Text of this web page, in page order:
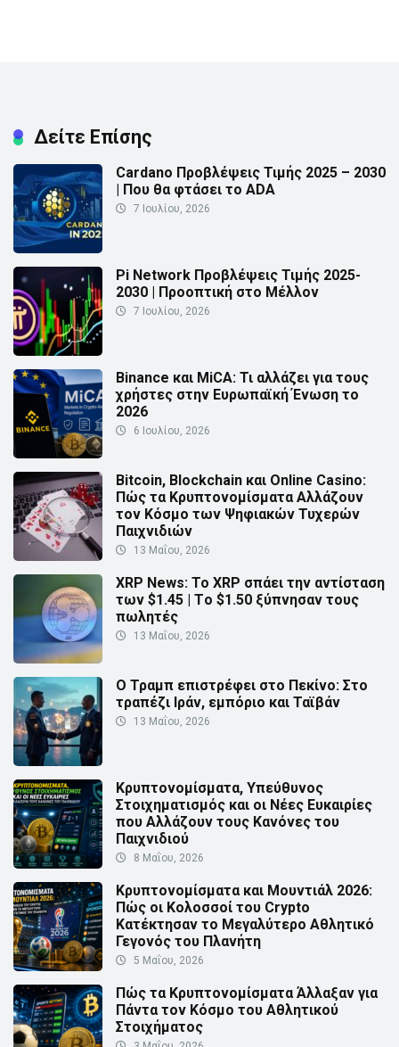
Δείτε Επίσης
Cardano Προβλέψεις Τιμής 2025 – 2030
| Που θα φτάσει το ADA
7 Ιουλίου, 2026
Pi Network Προβλέψεις Τιμής 2025-
2030 | Προοπτική στο Μέλλον
7 Ιουλίου, 2026
Binance και MiCA: Τι αλλάζει για τους
χρήστες στην Ευρωπαϊκή Ένωση το
2026
6 Ιουλίου, 2026
Bitcoin, Blockchain και Online Casino:
Πώς τα Κρυπτονομίσματα Αλλάζουν
τον Κόσμο των Ψηφιακών Τυχερών
Παιχνιδιών
13 Μαΐου, 2026
XRP News: Το XRP σπάει την αντίσταση
των $1.45 | Τo $1.50 ξύπνησαν τους
πωλητές
13 Μαΐου, 2026
Ο Τραμπ επιστρέφει στο Πεκίνο: Στο
τραπέζι Ιράν, εμπόριο και Ταϊβάν
13 Μαΐου, 2026
Κρυπτονομίσματα, Υπεύθυνος
Στοιχηματισμός και οι Νέες Ευκαιρίες
που Αλλάζουν τους Κανόνες του
Παιχνιδιού
8 Μαΐου, 2026
Κρυπτονομίσματα και Μουντιάλ 2026:
Πώς οι Κολοσσοί του Crypto
Κατέκτησαν το Μεγαλύτερο Αθλητικό
Γεγονός του Πλανήτη
5 Μαΐου, 2026
Πώς τα Κρυπτονομίσματα Άλλαξαν για
Πάντα τον Κόσμο του Αθλητικού
Στοιχήματος